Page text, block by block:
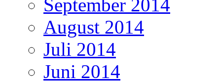
September 2014
August 2014
Juli 2014
Juni 2014